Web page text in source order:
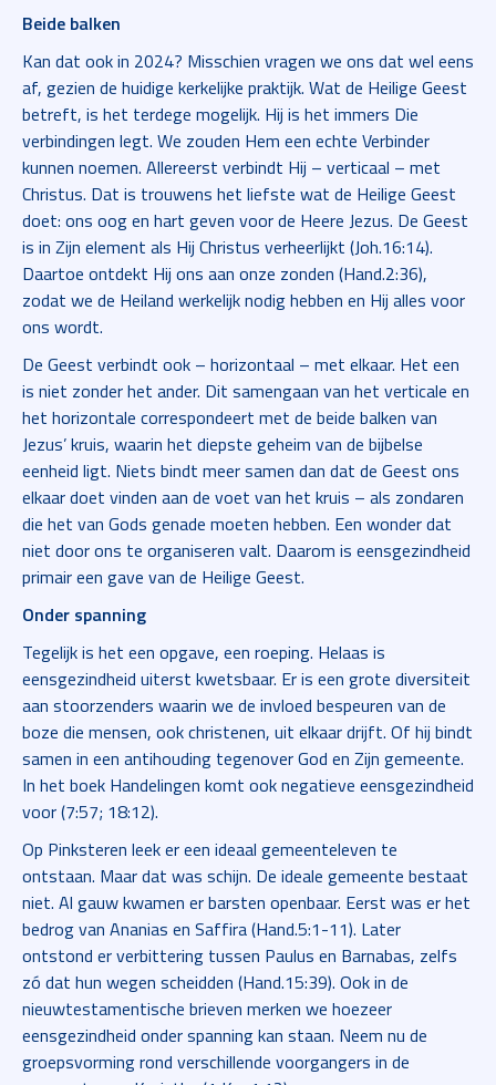
Beide balken
Kan dat ook in 2024? Misschien vragen we ons dat wel eens
af, gezien de huidige kerkelijke praktijk. Wat de Heilige Geest
betreft, is het terdege mogelijk. Hij is het immers Die
verbindingen legt. We zouden Hem een echte Verbinder
kunnen noemen. Allereerst verbindt Hij – verticaal – met
Christus. Dat is trouwens het liefste wat de Heilige Geest
doet: ons oog en hart geven voor de Heere Jezus. De Geest
is in Zijn element als Hij Christus verheerlijkt (Joh.16:14).
Daartoe ontdekt Hij ons aan onze zonden (Hand.2:36),
zodat we de Heiland werkelijk nodig hebben en Hij alles voor
ons wordt.
De Geest verbindt ook – horizontaal – met elkaar. Het een
is niet zonder het ander. Dit samengaan van het verticale en
het horizontale correspondeert met de beide balken van
Jezus’ kruis, waarin het diepste geheim van de bijbelse
eenheid ligt. Niets bindt meer samen dan dat de Geest ons
elkaar doet vinden aan de voet van het kruis – als zondaren
die het van Gods genade moeten hebben. Een wonder dat
niet door ons te organiseren valt. Daarom is eensgezindheid
primair een gave van de Heilige Geest.
Onder spanning
Tegelijk is het een opgave, een roeping. Helaas is
eensgezindheid uiterst kwetsbaar. Er is een grote diversiteit
aan stoorzenders waarin we de invloed bespeuren van de
boze die mensen, ook christenen, uit elkaar drijft. Of hij bindt
samen in een antihouding tegenover God en Zijn gemeente.
In het boek Handelingen komt ook negatieve eensgezindheid
voor (7:57; 18:12).
Op Pinksteren leek er een ideaal gemeenteleven te
ontstaan. Maar dat was schijn. De ideale gemeente bestaat
niet. Al gauw kwamen er barsten openbaar. Eerst was er het
bedrog van Ananias en Saffira (Hand.5:1-11). Later
ontstond er verbittering tussen Paulus en Barnabas, zelfs
zó dat hun wegen scheidden (Hand.15:39). Ook in de
nieuwtestamentische brieven merken we hoezeer
eensgezindheid onder spanning kan staan. Neem nu de
groepsvorming rond verschillende voorgangers in de